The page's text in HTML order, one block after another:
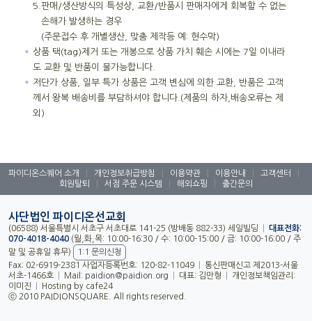
5. 판매/생산방식의 특성상, 교환/반품시 판매자에게 회복할 수 없는
손해가 발생하는 경우
(주문접수 후 개별생산, 맞춤 제작등 예: 현수막)
＊ 상품 택(tag)제거 또는 개봉으로 상품 가치 훼손 시에는 7일 이내라
도 교환 및 반품이 불가능합니다.
＊ 저단가 상품, 일부 특가 상품은 고객 변심에 의한 교환, 반품은 고객
께서 왕복 배송비를 부담하셔야 합니다.(제품의 하자,배송오류는 제
외)
파이디온스퀘어 소개 개인정보취급방침 이용약관 이용안내 고객센터
회원탈퇴
서점 주문 시스템 해외쇼핑 출간문의
사단법인 파이디온선교회
(06588) 서울특별시 서초구 서초대로 141-25 (방배동 882-33) 세일빌딩
대표전화:
070-4018-4040 (월,화,목: 10:00-16:30 / 수: 10:00-15:00 / 금: 10:00-16:00 / 주
말 및 공휴일 휴무)
1:1 문의신청
Fax: 02-6919-2381 사업자등록번호: 120-82-11049
통신판매신고 제2013-서울
서초-1466호
Mail: paidion@paidion.org 대표: 김만형
개인정보책임관리:
이미진
Hosting by cafe24
ⓒ 2010 PAIDIONSQUARE. All rights reserved.